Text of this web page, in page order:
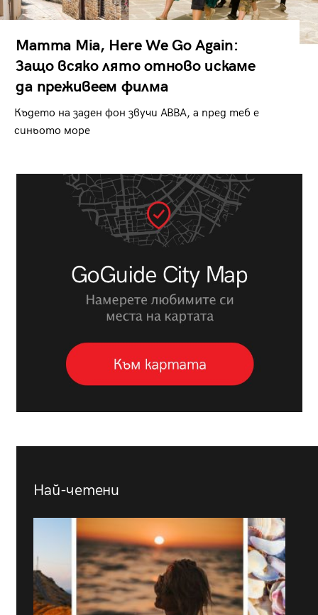
Mamma Mia, Here We Go Again:
Защо всяко лято отново искаме
да преживеем филма
Където на заден фон звучи ABBA, а пред теб е
синьото море
Най-четени